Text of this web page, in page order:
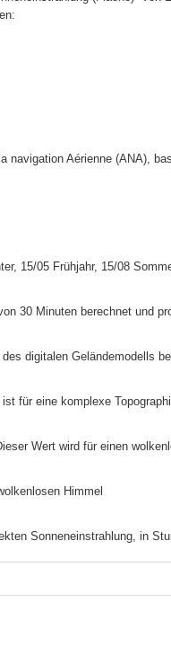
15/05 Frühjahr, 15/08
30 Minuten berechnet und
digitalen Geländemodells
für eine komplexe
Wert wird für einen
Himmel
Sonneneinstrahlung, in